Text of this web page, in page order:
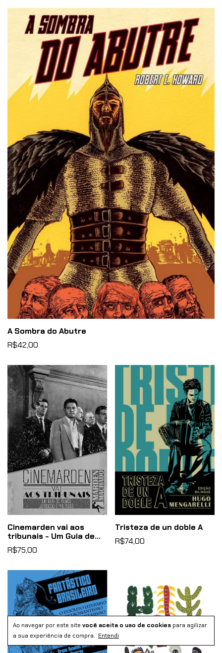
Ao navegar por este site você aceita o uso de cookies para agilizar
a sua experiência de compra. Entendi
A Sombra do Abutre
R$42,00
Cinemarden vai aos
tribunais - Um Guia de
Filmes Jurídicos e
Políticos
R$75,00
Tristeza de un doble A
R$74,00